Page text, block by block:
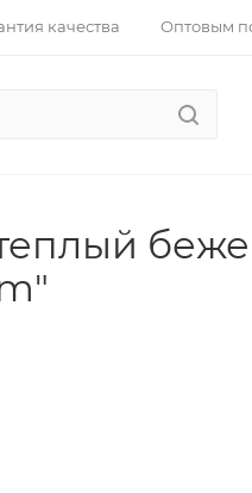
качества Оптовым